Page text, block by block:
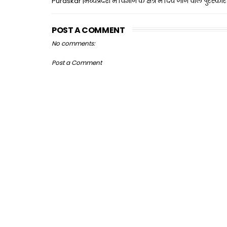
POST A COMMENT
No comments:
Post a Comment